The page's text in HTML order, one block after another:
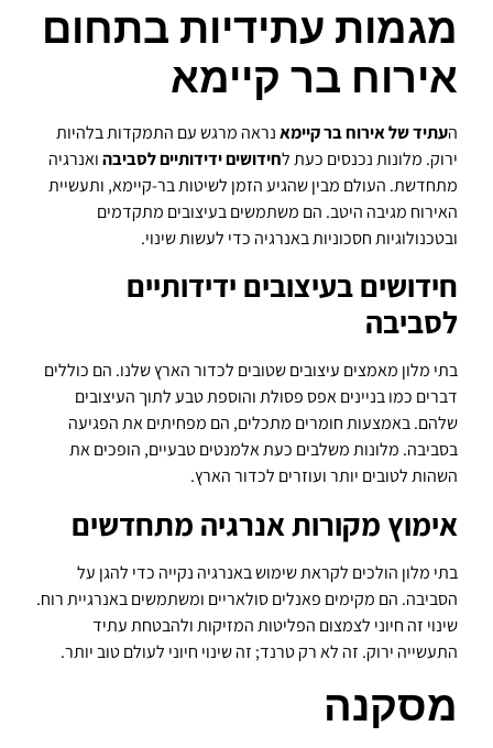
מגמות עתידיות בתחום
אירוח בר קיימא
העתיד של אירוח בר קיימאנראה מרגש עם התמקדות בלהיות
ירוק. מלונות נכנסים כעת לחידושים ידידותיים לסביבהואנרגיה
מתחדשת. העולם מבין שהגיע הזמן לשיטות בר-קיימא, ותעשיית
האירוח מגיבה היטב. הם משתמשים בעיצובים מתקדמים
ובטכנולוגיות חסכוניות באנרגיה כדי לעשות שינוי.
חידושים בעיצובים ידידותיים
לסביבה
בתי מלון מאמצים עיצובים שטובים לכדור הארץ שלנו. הם כוללים
דברים כמו בניינים אפס פסולת והוספת טבע לתוך העיצובים
שלהם. באמצעות חומרים מתכלים, הם מפחיתים את הפגיעה
בסביבה. מלונות משלבים כעת אלמנטים טבעיים, הופכים את
השהות לטובים יותר ועוזרים לכדור הארץ.
אימוץ מקורות אנרגיה מתחדשים
בתי מלון הולכים לקראת שימוש באנרגיה נקייה כדי להגן על
הסביבה. הם מקימים פאנלים סולאריים ומשתמשים באנרגיית רוח.
שינוי זה חיוני לצמצום הפליטות המזיקות ולהבטחת עתיד
התעשייה ירוק. זה לא רק טרנד; זה שינוי חיוני לעולם טוב יותר.
מסקנה